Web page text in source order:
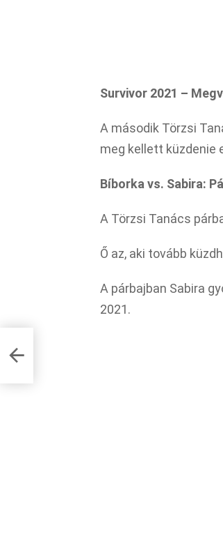
Survivor 2021 –
A második Törzsi
meg kellett küzdenie
Bíborka vs. Sabira:
A Törzsi Tanács
Ő az, aki tovább
A párbajban Sabira
2021.